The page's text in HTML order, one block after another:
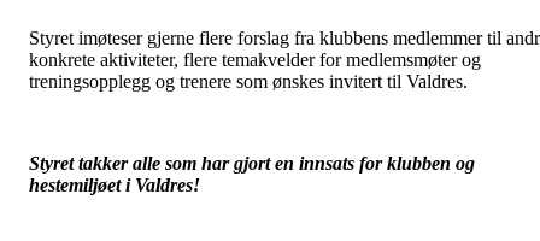
Styret imøteser gjerne flere forslag fra klubbens medlemmer til
konkrete aktiviteter, flere temakvelder for medlemsmøter og
treningsopplegg og trenere som ønskes invitert til Valdres.
Styret takker alle som har gjort en innsats for klubben og
hestemiljøet i Valdres!